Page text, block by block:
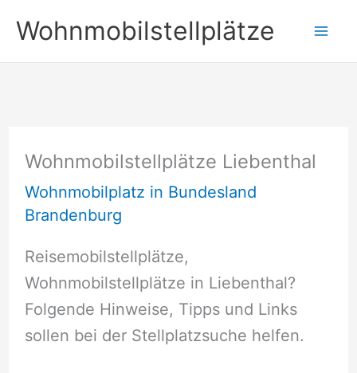
Inhalt
springen
Wohnmobilstellplätze
Wohnmobilstellplätze Liebenthal
Wohnmobilplatz in Bundesland
Brandenburg
Reisemobilstellplätze,
Wohnmobilstellplätze in Liebenthal?
Folgende Hinweise, Tipps und Links
sollen bei der Stellplatzsuche helfen.